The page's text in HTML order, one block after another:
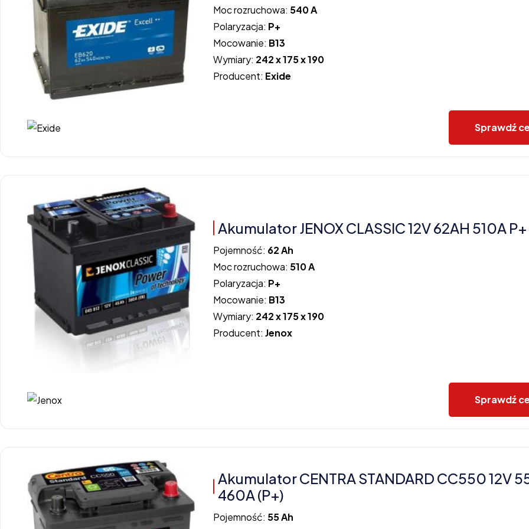
Moc rozruchowa: 540 A
Polaryzacja: P+
Mocowanie: B13
Wymiary: 242 x 175 x 190
Producent: Exide
Sprawdź
Akumulator JENOX CLASSIC 12V 62AH 510A P+
Pojemność: 62 Ah
Moc rozruchowa: 510 A
Polaryzacja: P+
Mocowanie: B13
Wymiary: 242 x 175 x 190
Producent:Jenox
Sprawdź
Akumulator CENTRA STANDARD CC550 12V
460A (P+)
Pojemność: 55 Ah